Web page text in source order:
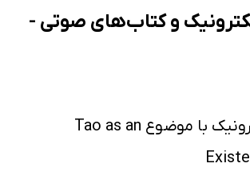
و کتاب‌های صوتی -
کتاب‌های الکترونیک با موضوع Tao as an